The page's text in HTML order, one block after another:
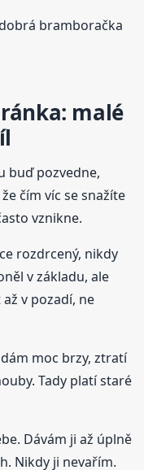
bramboračka
malé
buď pozvedne,
čím víc se snažíte
vznikne.
rozdrcený, nikdy
v základu, ale
v pozadí, ne
moc brzy, ztratí
Tady platí staré
Dávám ji až úplně
Nikdy ji nevařím.